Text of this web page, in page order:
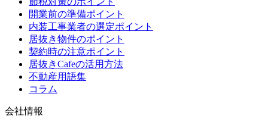
開業前の準備ポイント
内装工事業者の選定ポイント
居抜き物件のポイント
契約時の注意ポイント
居抜きCafeの活用方法
不動産用語集
コラム
会社情報